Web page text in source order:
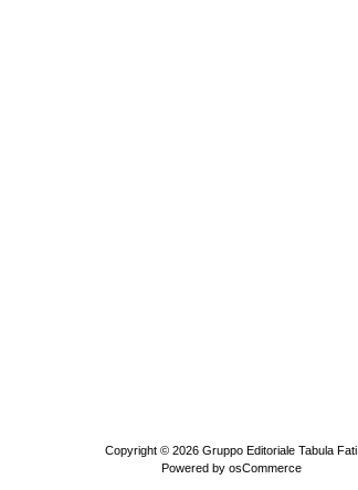
Copyright © 2026 Gruppo Editoriale Tabula Fati
Powered by osCommerce